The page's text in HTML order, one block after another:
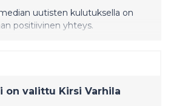
uutisten kulutuksella on
positiivinen yhteys.
on valittu Kirsi Varhila